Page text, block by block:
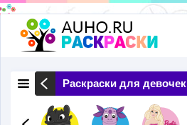
Перейти
к
основному
содержанию
Природа Раскраски для девочек